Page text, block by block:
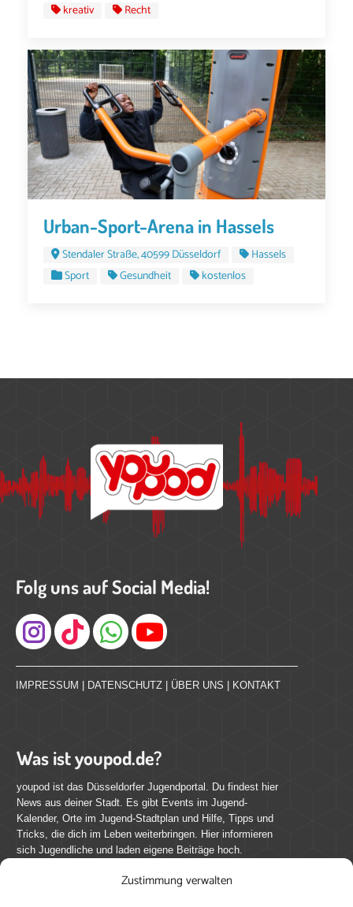
Zustimmung verwalten
kreativ
Recht
Urban-Sport-Arena in Hassels
Stendaler Straße, 40599 Düsseldorf
Hassels
Sport
Gesundheit kostenlos
Folg uns auf Social Media!
Instagram
IMPRESSUM DATENSCHUTZ ÜBER UNS KONTAKT
Was ist youpod.de?
youpod ist das Düsseldorfer Jugendportal. Du findest hier
News aus deiner Stadt. Es gibt Events im Jugend-
Kalender, Orte im Jugend-Stadtplan und Hilfe, Tipps und
Tricks, die dich im Leben weiterbringen. Hier informieren
sich Jugendliche und laden eigene Beiträge hoch.
Mach mit bei youpod.de!